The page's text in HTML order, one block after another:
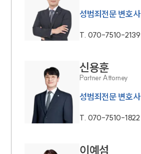
성범죄전문 변호사
T. 070-7510-2139
신용훈
Partner Attorney
성범죄전문 변호사
T. 070-7510-1822
이예섬